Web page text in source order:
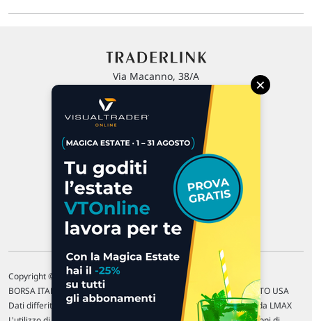
Via Macanno, 38/A
P.IVA 02 452 460 401
Chi siamo
Commenti e segnalazioni
Contattaci
Copyright © 1996-2026 Traderlink Italia s.r.l.
BORSA ITALIANA Quotazioni di borsa differite di 15 min. / MERCATO USA
Dati differiti di 15 min. (fonte Intrinio) / FOREX Quotazioni fornite da LMAX
×